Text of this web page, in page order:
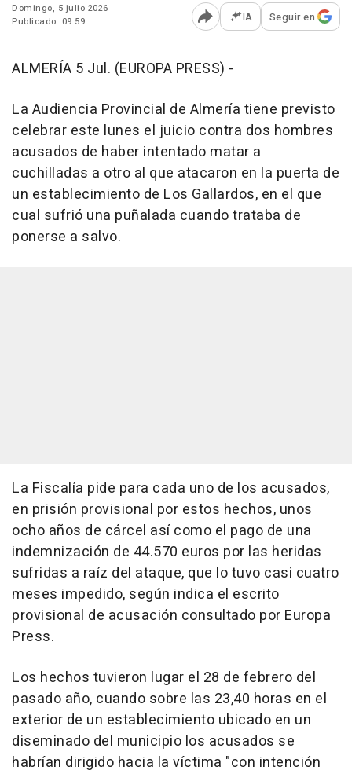
Domingo, 5 julio 2026
Publicado: 09:59
Abrir opciones para
IA Seguir en
ALMERÍA 5 Jul. (EUROPA PRESS) -
La Audiencia Provincial de Almería tiene previsto
celebrar este lunes el juicio contra dos hombres
acusados de haber intentado matar a
cuchilladas a otro al que atacaron en la puerta de
un establecimiento de Los Gallardos, en el que
cual sufrió una puñalada cuando trataba de
ponerse a salvo.
La Fiscalía pide para cada uno de los acusados,
en prisión provisional por estos hechos, unos
ocho años de cárcel así como el pago de una
indemnización de 44.570 euros por las heridas
sufridas a raíz del ataque, que lo tuvo casi cuatro
meses impedido, según indica el escrito
provisional de acusación consultado por Europa
Press.
Los hechos tuvieron lugar el 28 de febrero del
pasado año, cuando sobre las 23,40 horas en el
exterior de un establecimiento ubicado en un
diseminado del municipio los acusados se
habrían dirigido hacia la víctima "con intención